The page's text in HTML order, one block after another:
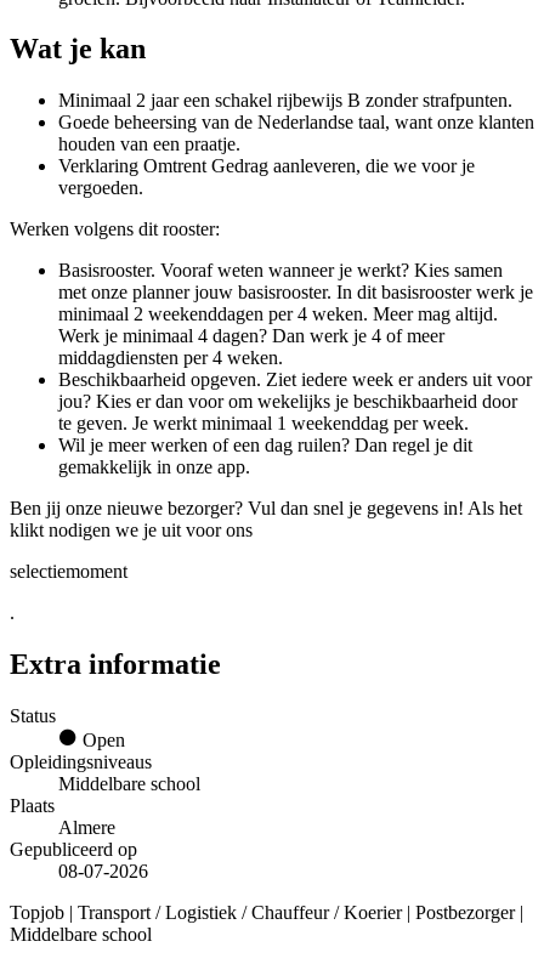
Wat je kan
Minimaal 2 jaar een schakel rijbewijs B zonder strafpunten.
Goede beheersing van de Nederlandse taal, want onze klanten
houden van een praatje.
Verklaring Omtrent Gedrag aanleveren, die we voor je
vergoeden.
Werken volgens dit rooster:
Basisrooster. Vooraf weten wanneer je werkt? Kies samen
met onze planner jouw basisrooster. In dit basisrooster werk je
minimaal 2 weekenddagen per 4 weken. Meer mag altijd.
Werk je minimaal 4 dagen? Dan werk je 4 of meer
middagdiensten per 4 weken.
Beschikbaarheid opgeven. Ziet iedere week er anders uit voor
jou? Kies er dan voor om wekelijks je beschikbaarheid door
te geven. Je werkt minimaal 1 weekenddag per week.
Wil je meer werken of een dag ruilen? Dan regel je dit
gemakkelijk in onze app.
Ben jij onze nieuwe bezorger? Vul dan snel je gegevens in! Als het
klikt nodigen we je uit voor ons
selectiemoment
.
Extra informatie
Status
Open
Opleidingsniveaus
Middelbare school
Plaats
Almere
Gepubliceerd op
08-07-2026
Topjob | Transport / Logistiek / Chauffeur / Koerier | Postbezorger |
Middelbare school